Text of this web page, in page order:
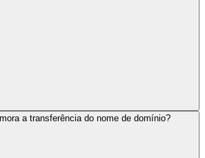
a transferência do nome de domínio?